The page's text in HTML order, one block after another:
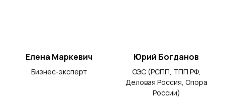
Елена Маркевич
Бизнес-эксперт
Юрий Богданов
ОЭС (РСПП, ТПП РФ,
Деловая Россия, Опора
России)